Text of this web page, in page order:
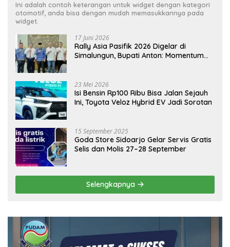
Ini adalah contoh keterangan untuk widget dengan kategori
otomotif, anda bisa dengan mudah memasukkannya pada
widget.
17 Juni 2026
Rally Asia Pasifik 2026 Digelar di
Simalungun, Bupati Anton: Momentum
23 Mei 2026
Isi Bensin Rp100 Ribu Bisa Jalan Sejauh
Ini, Toyota Veloz Hybrid EV Jadi Sorotan
15 September 2025
Goda Store Sidoarjo Gelar Servis Gratis
Selis dan Molis 27–28 September
Selengkapnya